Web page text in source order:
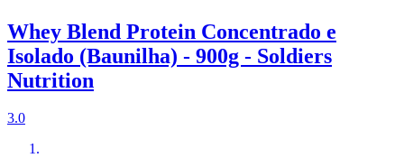
Whey Blend Protein Concentrado e
Isolado (Baunilha) - 900g - Soldiers
Nutrition
3.0